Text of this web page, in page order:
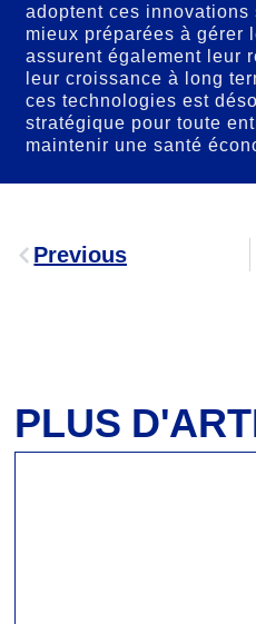
adoptent ces innovations
mieux préparées à gérer
assurent également leur
leur croissance à long
ces technologies est
stratégique pour toute
maintenir une santé
Previous
PLUS